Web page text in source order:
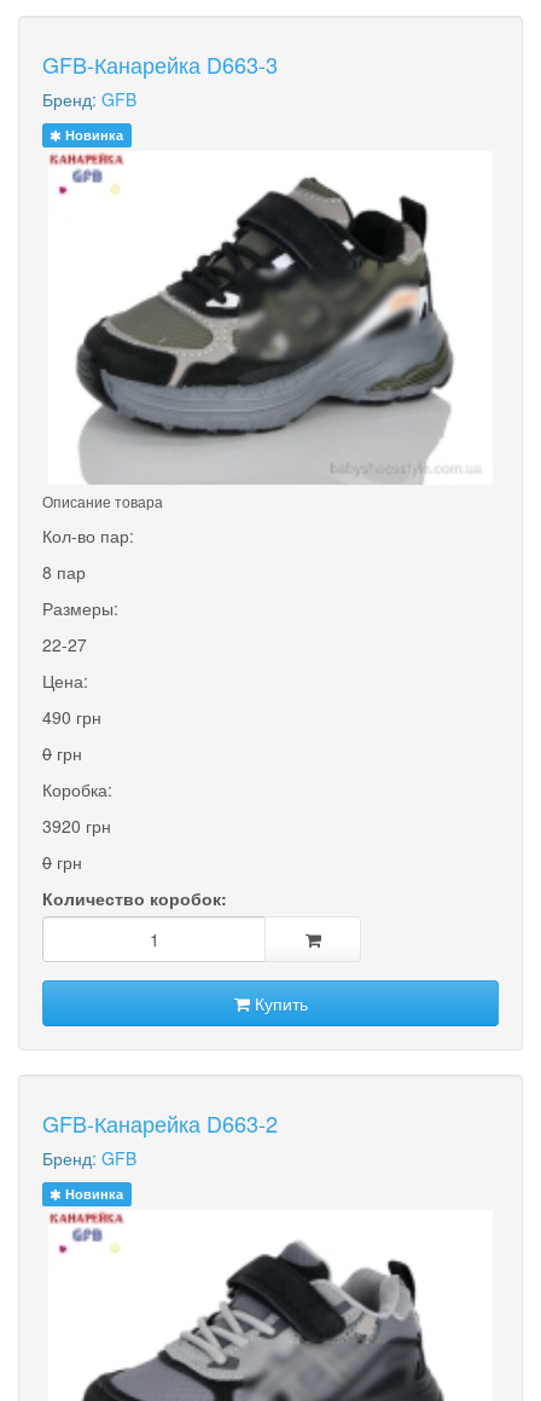
GFB-Канарейка D663-3
Бренд: GFB
Новинка
Описание товара
Кол-во пар:
8 пар
Размеры:
22-27
Цена:
490 грн
0 грн
Коробка:
3920 грн
0 грн
Количество коробок:
Купить
GFB-Канарейка D663-2
Бренд: GFB
Новинка